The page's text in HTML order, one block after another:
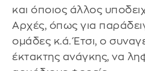
και όποιος άλλος
Αρχές, όπως για
ομάδες κ.ά. Έτσι, ο
έκτακτης ανάγκης, να